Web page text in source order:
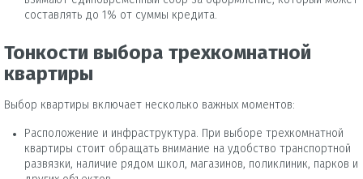
составлять до 1% от суммы кредита.
Тонкости выбора трехкомнатной
квартиры
Выбор квартиры включает несколько важных моментов:
Расположение и инфраструктура. При выборе трехкомнатной
квартиры стоит обращать внимание на удобство транспортной
развязки, наличие рядом школ, магазинов, поликлиник, парков и